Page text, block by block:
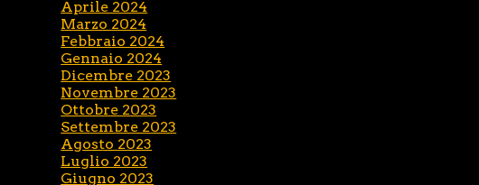
Aprile 2024
Marzo 2024
Febbraio 2024
Gennaio 2024
Dicembre 2023
Novembre 2023
Ottobre 2023
Settembre 2023
Agosto 2023
Luglio 2023
Giugno 2023